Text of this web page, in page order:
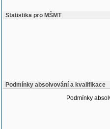
Statistika pro MŠMT
Podmínky absolvování a kvalifikace
Podmínky